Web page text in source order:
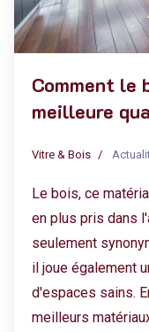
Comment le
meilleure
Vitre & Bois
Le bois, ce
en plus pris dans
seulement
il joue également
d'espaces sains.
meilleurs